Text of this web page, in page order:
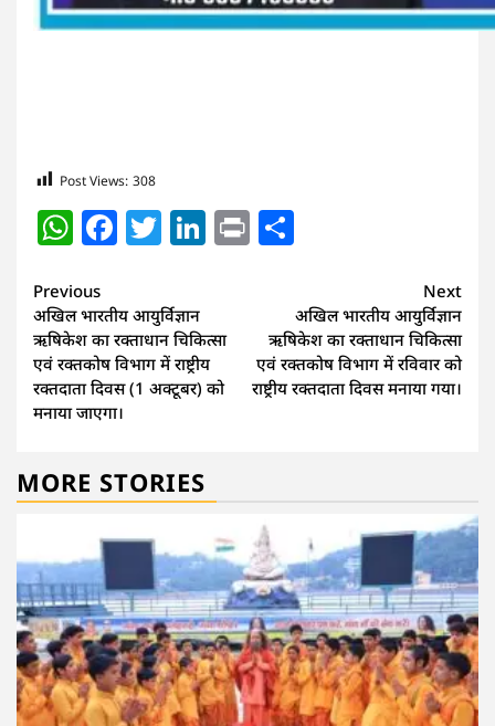
Post Views: 308
WhatsApp
Facebook
Twitter
LinkedIn
Print
Continue
Reading
Previous
अखिल भारतीय आयुर्विज्ञान
ऋषिकेश का रक्ताधान चिकित्सा
एवं रक्तकोष विभाग में राष्ट्रीय
रक्तदाता दिवस (1 अक्टूबर) को
मनाया जाएगा।
Next
अखिल भारतीय आयुर्विज्ञान
ऋषिकेश का रक्ताधान चिकित्सा
एवं रक्तकोष विभाग में रविवार को
राष्ट्रीय रक्तदाता दिवस मनाया गया।
MORE STORIES